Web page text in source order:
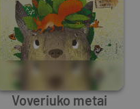
Voveriuko metai